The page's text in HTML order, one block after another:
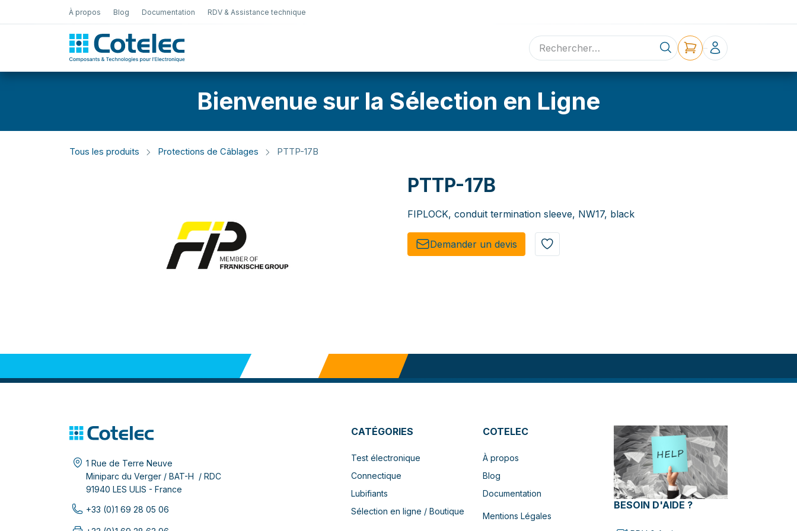
À propos Blog Documentation RDV & Assistance technique
Sélection en ligne Contact
Bienvenue sur la Sélection en Ligne
Tous les produits Protections de Câblages PTTP-17B
PTTP-17B
FIPLOCK, conduit termination sleeve, NW17, black
Demander un de​​vis​​
1 Rue de Terre Neuve
Miniparc du Verger / BAT-H / RDC
91940 LES ULIS - France
+33 (0)1 69 28 05 06
CATÉGORIES
Test électronique
Connectique
Lubifiants
Sélection en ligne / Boutique
COTELEC
À propos
Blog
Documentation
Mentions Légales
BESOIN D'AIDE ?